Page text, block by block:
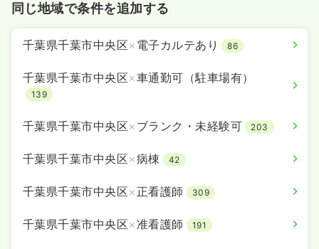
同じ地域で条件を追加する
千葉県千葉市中央区× 電子カルテあり 86
千葉県千葉市中央区×車通勤可（駐車場有）
139
千葉県千葉市中央区× ブランク・未経験可 203
千葉県千葉市中央区×病棟 42
千葉県千葉市中央区× 正看護師 309
千葉県千葉市中央区×准看護師 191